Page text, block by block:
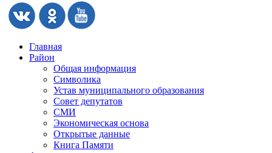
Главная
Район
Общая информация
Символика
Устав муниципального образования
Совет депутатов
СМИ
Экономическая основа
Открытые данные
Книга Памяти